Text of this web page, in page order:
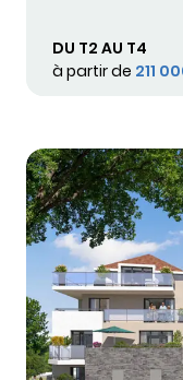
DU T2 AU T4
à partir de 211